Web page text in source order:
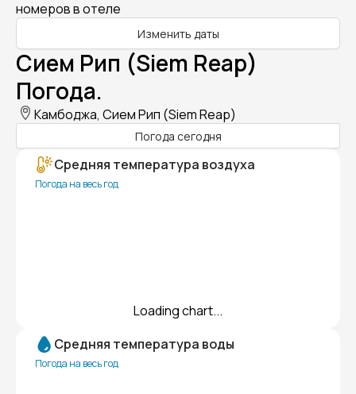
номеров в отеле
Изменить даты
Сием Рип (Siem Reap)
Погода.
Камбоджа, Сием Рип (Siem Reap)
Погода сегодня
Средняя температура воздуха
Погода на весь год
Loading chart...
Средняя температура воды
Погода на весь год